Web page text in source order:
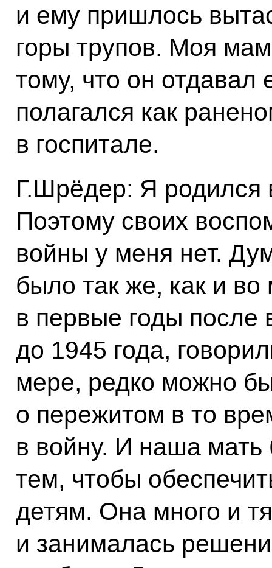
и ему пришлось
горы трупов. Моя
тому, что он отдавал
полагался как
в госпитале.
Г.Шрёдер: Я родился
Поэтому своих
войны у меня нет.
было так же, как и во
в первые годы после
до 1945 года,
мере, редко можно
о пережитом в то
в войну. И наша мать
тем, чтобы
детям. Она много и
и занималась